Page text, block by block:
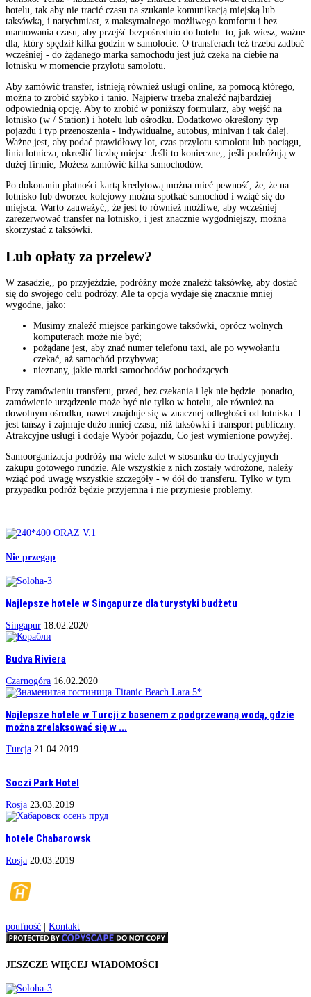
hotelu, tak aby nie tracić czasu na szukanie komunikacją miejską lub
taksówką, i natychmiast, z maksymalnego możliwego komfortu i bez
marnowania czasu, aby przejść bezpośrednio do hotelu. to, jak wiesz, ważne
dla, który spędził kilka godzin w samolocie. O transferach też trzeba zadbać
wcześniej - do żądanego marka samochodu jest już czeka na ciebie na
lotnisku w momencie przylotu samolotu.
Aby zamówić transfer, istnieją również usługi online, za pomocą którego,
można to zrobić szybko i tanio. Najpierw trzeba znaleźć najbardziej
odpowiednią opcję. Aby to zrobić w poniższy formularz, aby wejść na
lotnisko (w / Station) i hotelu lub ośrodku. Dodatkowo określony typ
pojazdu i typ przenoszenia - indywidualne, autobus, minivan i tak dalej.
Ważne jest, aby podać prawidłowy lot, czas przylotu samolotu lub pociągu,
linia lotnicza, określić liczbę miejsc. Jeśli to konieczne,, jeśli podróżują w
dużej firmie, Możesz zamówić kilka samochodów.
Po dokonaniu płatności kartą kredytową można mieć pewność, że, że na
lotnisko lub dworzec kolejowy można spotkać samochód i wziąć się do
miejsca. Warto zauważyć,, że jest to również możliwe, aby wcześniej
zarezerwować transfer na lotnisko, i jest znacznie wygodniejszy, można
skorzystać z taksówki.
Lub opłaty za przelew?
W zasadzie,, po przyjeździe, podróżny może znaleźć taksówkę, aby dostać
się do swojego celu podróży. Ale ta opcja wydaje się znacznie mniej
wygodne, jako:
Musimy znaleźć miejsce parkingowe taksówki, oprócz wolnych
komputerach może nie być;
pożądane jest, aby znać numer telefonu taxi, ale po wywołaniu
czekać, aż samochód przybywa;
nieznany, jakie marki samochodów pochodzących.
Przy zamówieniu transferu, przed, bez czekania i lęk nie będzie. ponadto,
zamówienie urządzenie może być nie tylko w hotelu, ale również na
dowolnym ośrodku, nawet znajduje się w znacznej odległości od lotniska. I
jest tańszy i zajmuje dużo mniej czasu, niż taksówki i transport publiczny.
Atrakcyjne usługi i dodaje Wybór pojazdu, Co jest wymienione powyżej.
Samoorganizacja podróży ma wiele zalet w stosunku do tradycyjnych
zakupu gotowego rundzie. Ale wszystkie z nich zostały wdrożone, należy
wziąć pod uwagę wszystkie szczegóły - w dół do transferu. Tylko w tym
przypadku podróż będzie przyjemna i nie przyniesie problemy.
Nie przegap
Najlepsze hotele w Singapurze dla turystyki budżetu
Singapur 18.02.2020
Budva Riviera
Czarnogóra 16.02.2020
Najlepsze hotele w Turcji z basenem z podgrzewaną wodą, gdzie
można zrelaksować się w ...
Turcja 21.04.2019
Soczi Park Hotel
Rosja 23.03.2019
hotele Chabarowsk
Rosja 20.03.2019
poufność Kontakt
JESZCZE WIĘCEJ WIADOMOŚCI